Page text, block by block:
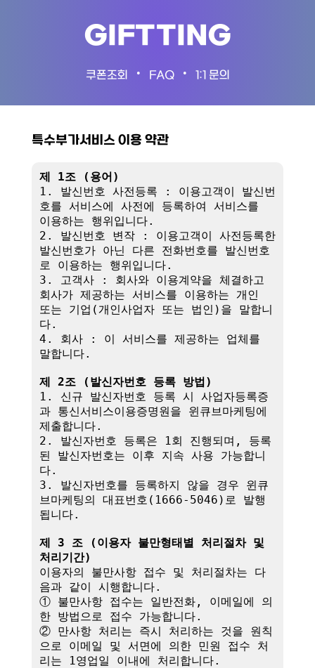
GIFTTING
쿠폰조회 • FAQ • 1:1 문의
특수부가서비스 이용 약관
제 1조 (용어)
1. 발신번호 사전등록 : 이용고객이 발신번
호를 서비스에 사전에 등록하여 서비스를
이용하는 행위입니다.
2. 발신번호 변작 : 이용고객이 사전등록한
발신번호가 아닌 다른 전화번호를 발신번호
로 이용하는 행위입니다.
3. 고객사 : 회사와 이용계약을 체결하고
회사가 제공하는 서비스를 이용하는 개인
또는 기업(개인사업자 또는 법인)을 말합니
다.
4. 회사 : 이 서비스를 제공하는 업체를
말합니다.
제 2조 (발신자번호 등록 방법)
1. 신규 발신자번호 등록 시 사업자등록증
과 통신서비스이용증명원을 윈큐브마케팅에
제출합니다.
2. 발신자번호 등록은 1회 진행되며, 등록
된 발신자번호는 이후 지속 사용 가능합니
다.
3. 발신자번호를 등록하지 않을 경우 윈큐
브마케팅의 대표번호(1666-5046)로 발행
됩니다.
제 3 조 (이용자 불만형태별 처리절차 및
처리기간)
이용자의 불만사항 접수 및 처리절차는 다
음과 같이 시행합니다.
① 불만사항 접수는 일반전화, 이메일에 의
한 방법으로 접수 가능합니다.
② 만사항 처리는 즉시 처리하는 것을 원칙
으로 이메일 및 서면에 의한 민원 접수 처
리는 1영업일 이내에 처리합니다.